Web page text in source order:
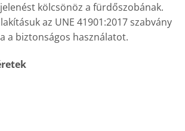
kölcsönöz a fürdőszobának.
az UNE 41901:2017 szabvány
a biztonságos használatot.